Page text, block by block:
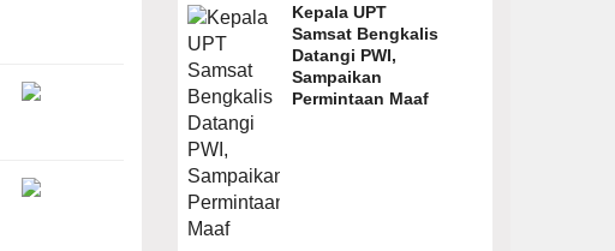
Kepala UPT
Samsat Bengkalis
Datangi PWI,
Sampaikan
Permintaan Maaf